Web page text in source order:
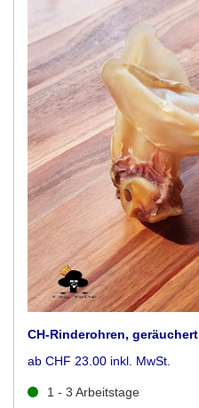
CH-Rinderohren, geräuchert
ab CHF 23.00 inkl. MwSt.
1 - 3 Arbeitstage